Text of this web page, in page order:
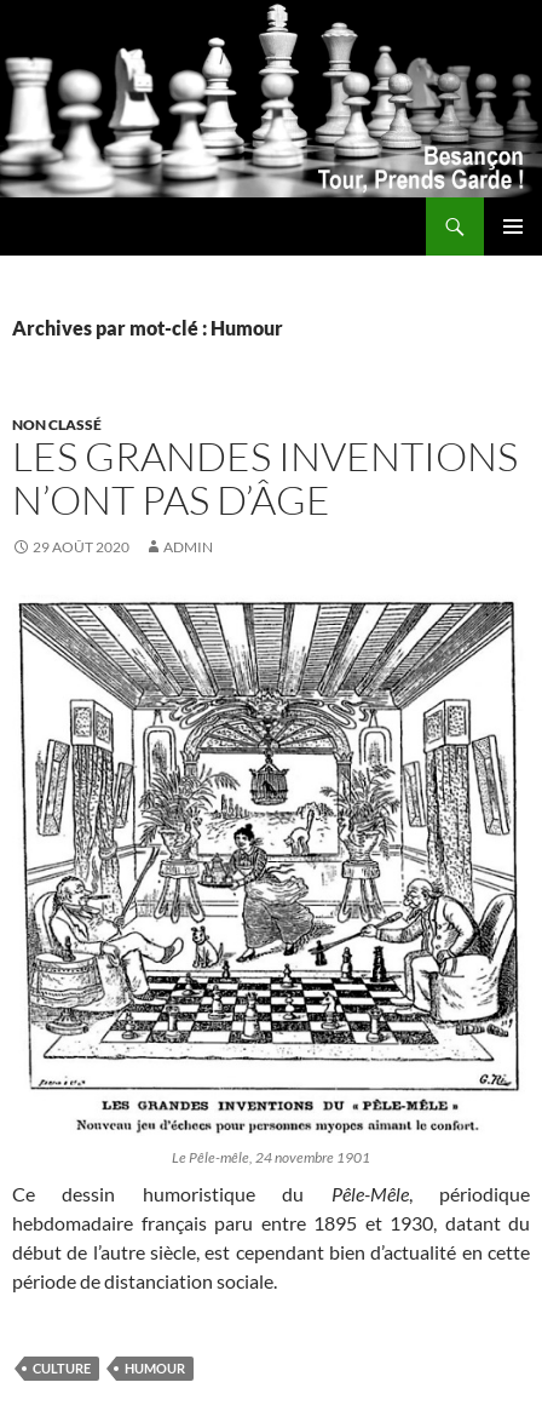
Archives par mot-clé : Humour
NON CLASSÉ
LES GRANDES INVENTIONS
N’ONT PAS D’ÂGE
29 AOÛT 2020 ADMIN
Le Pêle-mêle, 24 novembre 1901
Ce dessin humoristique du Pêle-Mêle, périodique
hebdomadaire français paru entre 1895 et 1930, datant du
début de l’autre siècle, est cependant bien d’actualité en cette
période de distanciation sociale.
CULTURE HUMOUR